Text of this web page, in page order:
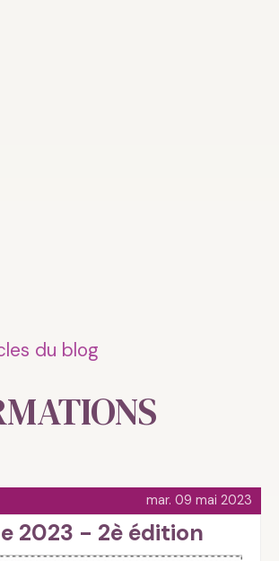
du blog
mar. 09 mai 2023
2023 - 2è édition